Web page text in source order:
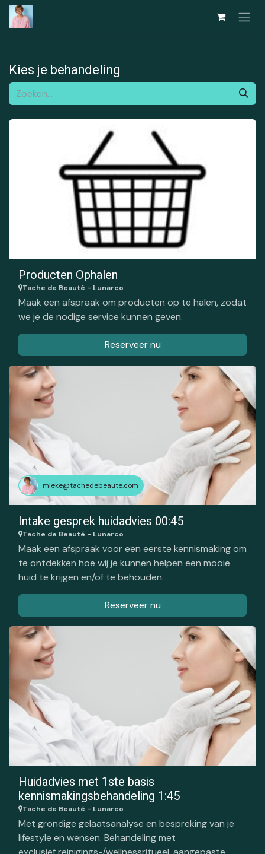
Overslaan naar inhoud
Kies je behandeling
Producten Ophalen
Tache de Beauté - Lunarco
Maak een afspraak om producten op te halen, zodat
we je de nodige service kunnen geven.
Reserveer nu
mieke@tachedebeaute.com
Intake gesprek huidadvies 00:45
Tache de Beauté - Lunarco
Maak een afspraak voor een eerste kennismaking om
te ontdekken hoe wij je kunnen helpen een mooie
huid te krijgen en/of te behouden.
Reserveer nu
Huidadvies met 1ste basis
kennismakingsbehandeling 1:45
Tache de Beauté - Lunarco
Met grondige gelaatsanalyse en bespreking van je
lifestyle en wensen. Behandeling met